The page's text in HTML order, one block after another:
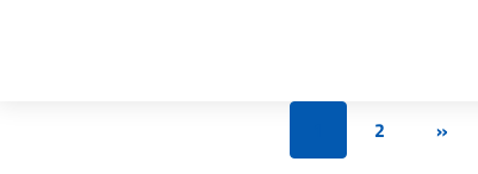
2 »